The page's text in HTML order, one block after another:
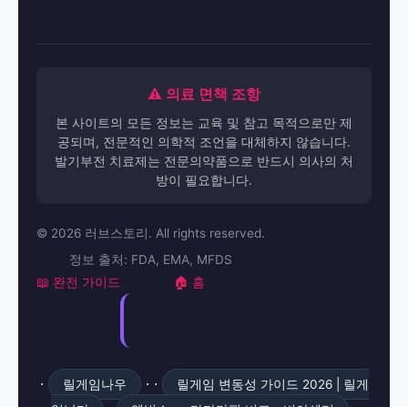
⚠️ 의료 면책 조항
본 사이트의 모든 정보는 교육 및 참고 목적으로만 제
공되며, 전문적인 의학적 조언을 대체하지 않습니다.
발기부전 치료제는 전문의약품으로 반드시 의사의 처
방이 필요합니다.
© 2026 러브스토리. All rights reserved.
정보 출처: FDA, EMA, MFDS
📖 완전 가이드 🏠 홈
· 릴게임나우 · ·
릴게임 변동성 가이드 2026 | 릴게